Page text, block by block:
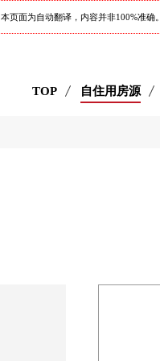
本页面为自动翻译，内容并非100%准确。
TOP 自住用房源